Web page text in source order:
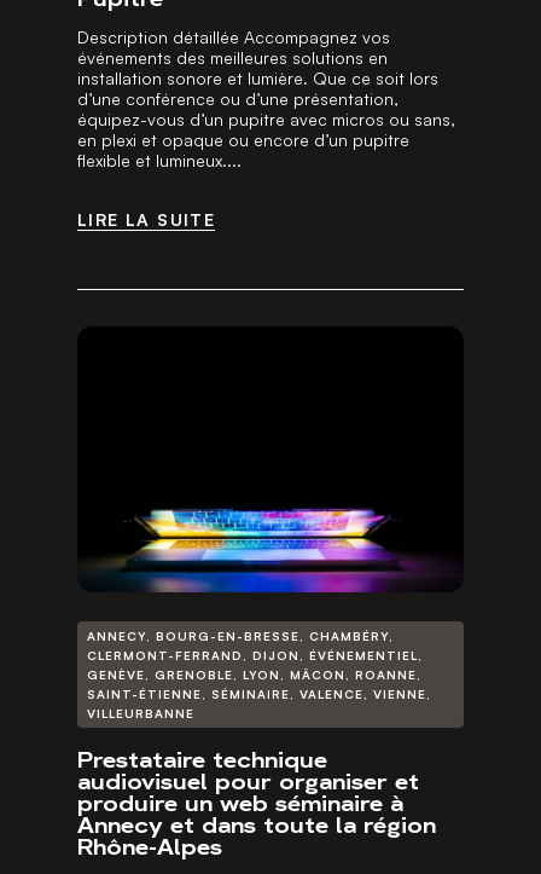
Description détaillée Accompagnez vos
événements des meilleures solutions en
installation sonore et lumière. Que ce soit lors
d’une conférence ou d’une présentation,
équipez-vous d’un pupitre avec micros ou sans,
en plexi et opaque ou encore d’un pupitre
flexible et lumineux....
LIRE LA SUITE
ANNECY BOURG-EN-BRESSE CHAMBÉRY
CLERMONT-FERRAND
DIJON ÉVÉNEMENTIEL
GENÈVE
GRENOBLE LYON MÂCON ROANNE
SAINT-ÉTIENNE
SÉMINAIRE VALENCE VIENNE
VILLEURBANNE
Prestataire technique
audiovisuel pour organiser et
produire un web séminaire à
Annecy et dans toute la région
Rhône-Alpes